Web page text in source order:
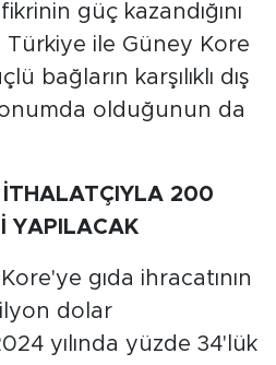
güç kazandığını
ile Güney Kore
bağların karşılıklı dış
olduğunun da
İTHALATÇIYLA 200
YAPILACAK
gıda ihracatının
dolar
yılında yüzde 34'lük